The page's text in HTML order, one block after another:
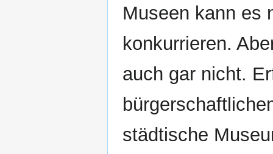
Museen kann es
konkurrieren.
auch gar nicht.
städtische